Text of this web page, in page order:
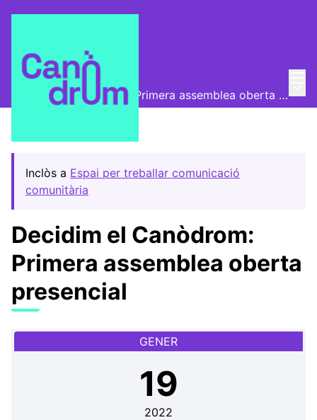
Convocatòries
Decidim el Canòdrom: Primera assemblea oberta presencial
Inclòs a Espai per treballar comunicació
comunitària
Decidim el Canòdrom:
Primera assemblea oberta
presencial
GENER
19
2022